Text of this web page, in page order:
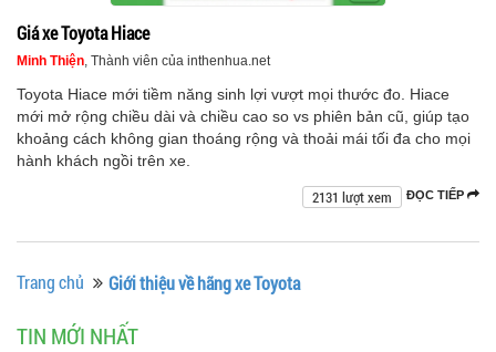
Giá xe Toyota Hiace
Minh Thiện, Thành viên của inthenhua.net
Toyota Hiace mới tiềm năng sinh lợi vượt mọi thước đo. Hiace
mới mở rộng chiều dài và chiều cao so vs phiên bản cũ, giúp tạo
khoảng cách không gian thoáng rộng và thoải mái tối đa cho mọi
hành khách ngồi trên xe.
ĐỌC TIẾP
2131 lượt xem
Trang chủ Giới thiệu về hãng xe Toyota
TIN MỚI NHẤT